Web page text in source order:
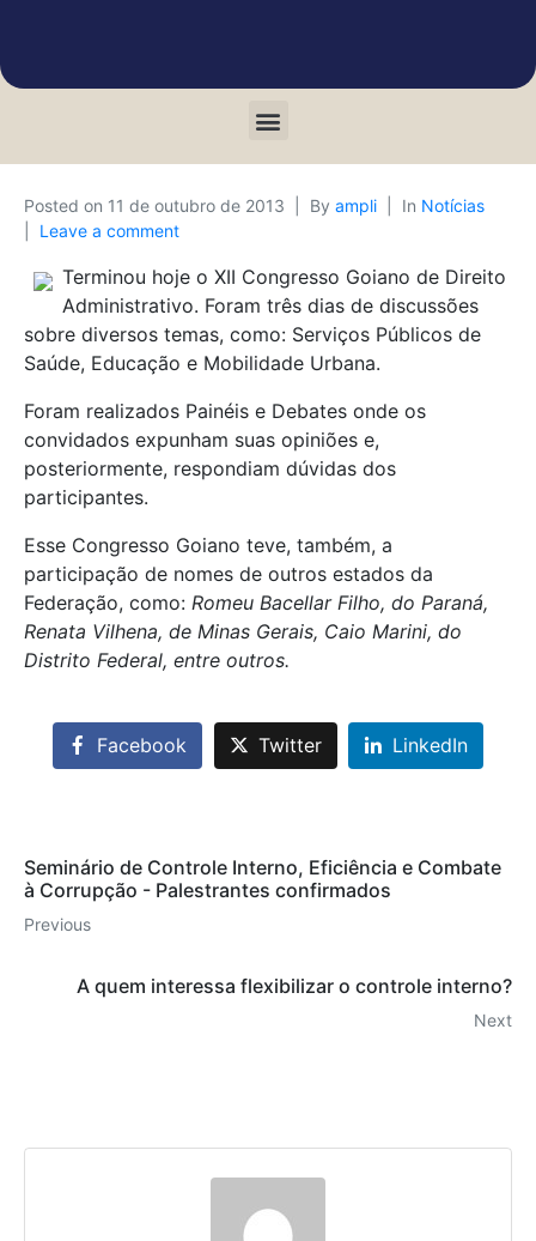
Posted on 11 de outubro de 2013 By ampli In Notícias
Leave a comment
Terminou hoje o XII Congresso Goiano de Direito
Administrativo. Foram três dias de discussões
sobre diversos temas, como: Serviços Públicos de
Saúde, Educação e Mobilidade Urbana.
Foram realizados Painéis e Debates onde os
convidados expunham suas opiniões e,
posteriormente, respondiam dúvidas dos
participantes.
Esse Congresso Goiano teve, também, a
participação de nomes de outros estados da
Federação, como: Romeu Bacellar Filho, do Paraná,
Renata Vilhena, de Minas Gerais, Caio Marini, do
Distrito Federal, entre outros.
Facebook Twitter LinkedIn
Seminário de Controle Interno, Eficiência e Combate
à Corrupção - Palestrantes confirmados
Previous
A quem interessa flexibilizar o controle interno?
Next